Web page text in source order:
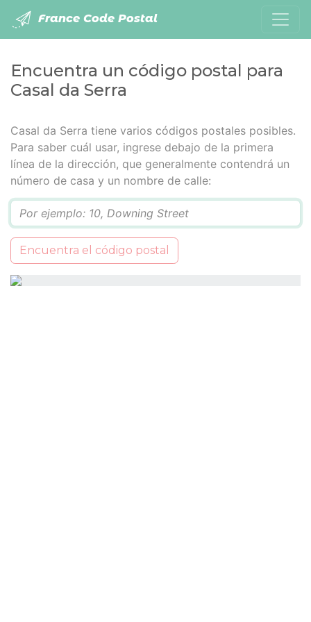
France Code Postal
Encuentra un código postal para
Casal da Serra
Casal da Serra tiene varios códigos postales posibles.
Para saber cuál usar, ingrese debajo de la primera
línea de la dirección, que generalmente contendrá un
número de casa y un nombre de calle:
Encuentra el código postal